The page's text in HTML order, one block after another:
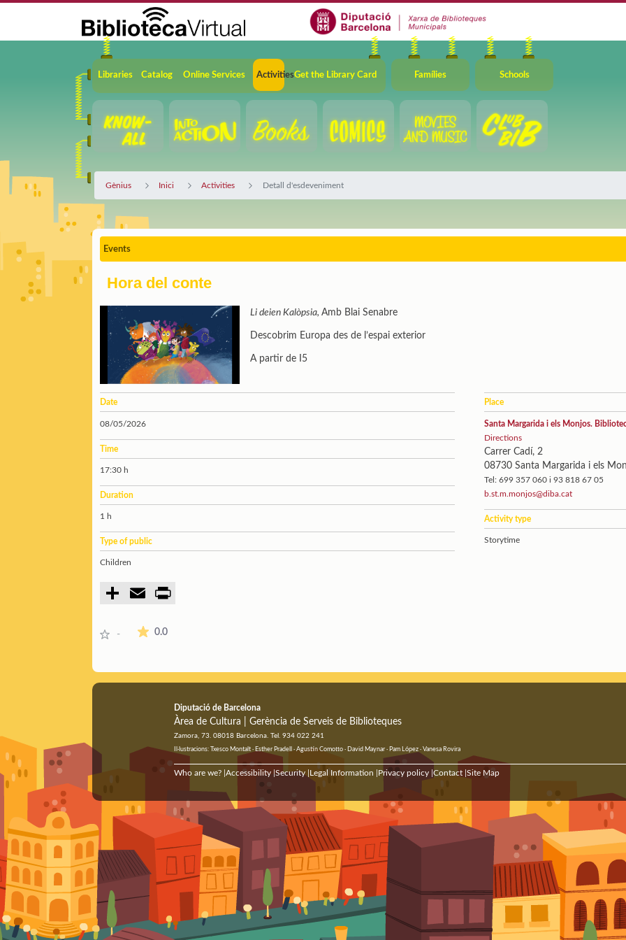
Navigation
Libraries Catalog Online Services ActivitiesGet the Library Card Famílies Schools
Gènius Inici Activities Detall d'esdeveniment
Events
Hora del conte
Li deien Kalòpsia, Amb Blai Senabre
Descobrim Europa des de l’espai exterior
A partir de I5
Date
08/05/2026
Time
17:30 h
Duration
1 h
Type of public
Children
Place
Santa Margarida i els Monjos.
Directions
Carrer Cadí, 2
08730 Santa Margarida i els
Tel: 699 357 060 i 93 818 67 05
b.st.m.monjos@diba.cat
Activity type
Storytime
m
- 0.0The average rating is 0 stars out of 5.
Diputació de Barcelona
Àrea de Cultura | Gerència de Serveis de Biblioteques
Zamora, 73. 08018 Barcelona. Tel. 934 022 241
Il·lustracions: Txesco Montalt · Esther Pradell · Agustín Comotto · David Maynar · Pam López · Vanesa Rovira
Who are we?| Accessibility| Security| Legal Information Privacy policy| Contact| Site Map